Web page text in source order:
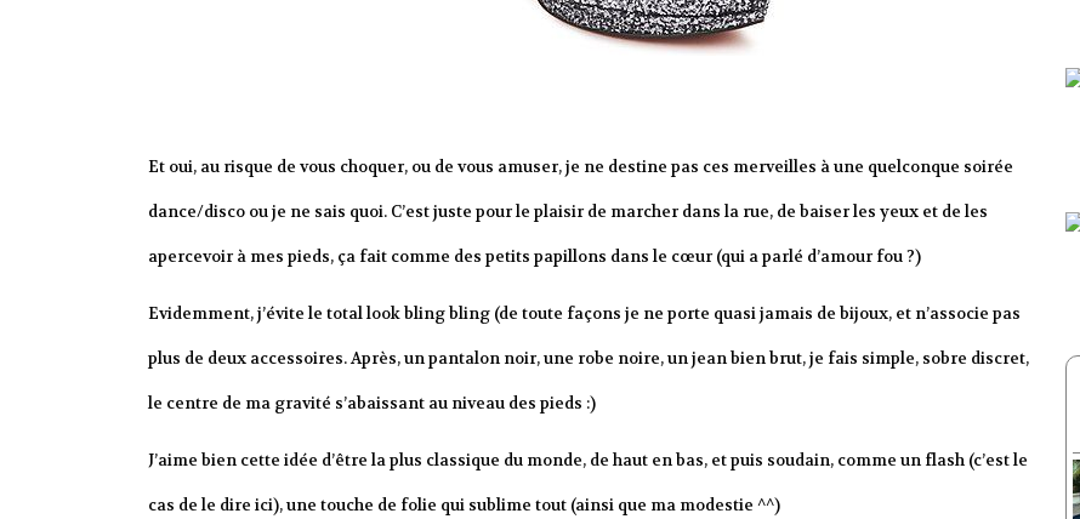
Et oui, au risque de vous choquer, ou de vous amuser, je ne destine pas ces merveilles à une quelconque soirée
dance/disco ou je ne sais quoi. C’est juste pour le plaisir de marcher dans la rue, de baiser les yeux et de les
apercevoir à mes pieds, ça fait comme des petits papillons dans le cœur (qui a parlé d’amour fou ?)
Evidemment, j’évite le total look bling bling (de toute façons je ne porte quasi jamais de bijoux, et n’associe pas
plus de deux accessoires. Après, un pantalon noir, une robe noire, un jean bien brut, je fais simple, sobre discret,
le centre de ma gravité s’abaissant au niveau des pieds :)
J’aime bien cette idée d’être la plus classique du monde, de haut en bas, et puis soudain, comme un flash (c’est le
cas de le dire ici), une touche de folie qui sublime tout (ainsi que ma modestie ^^)